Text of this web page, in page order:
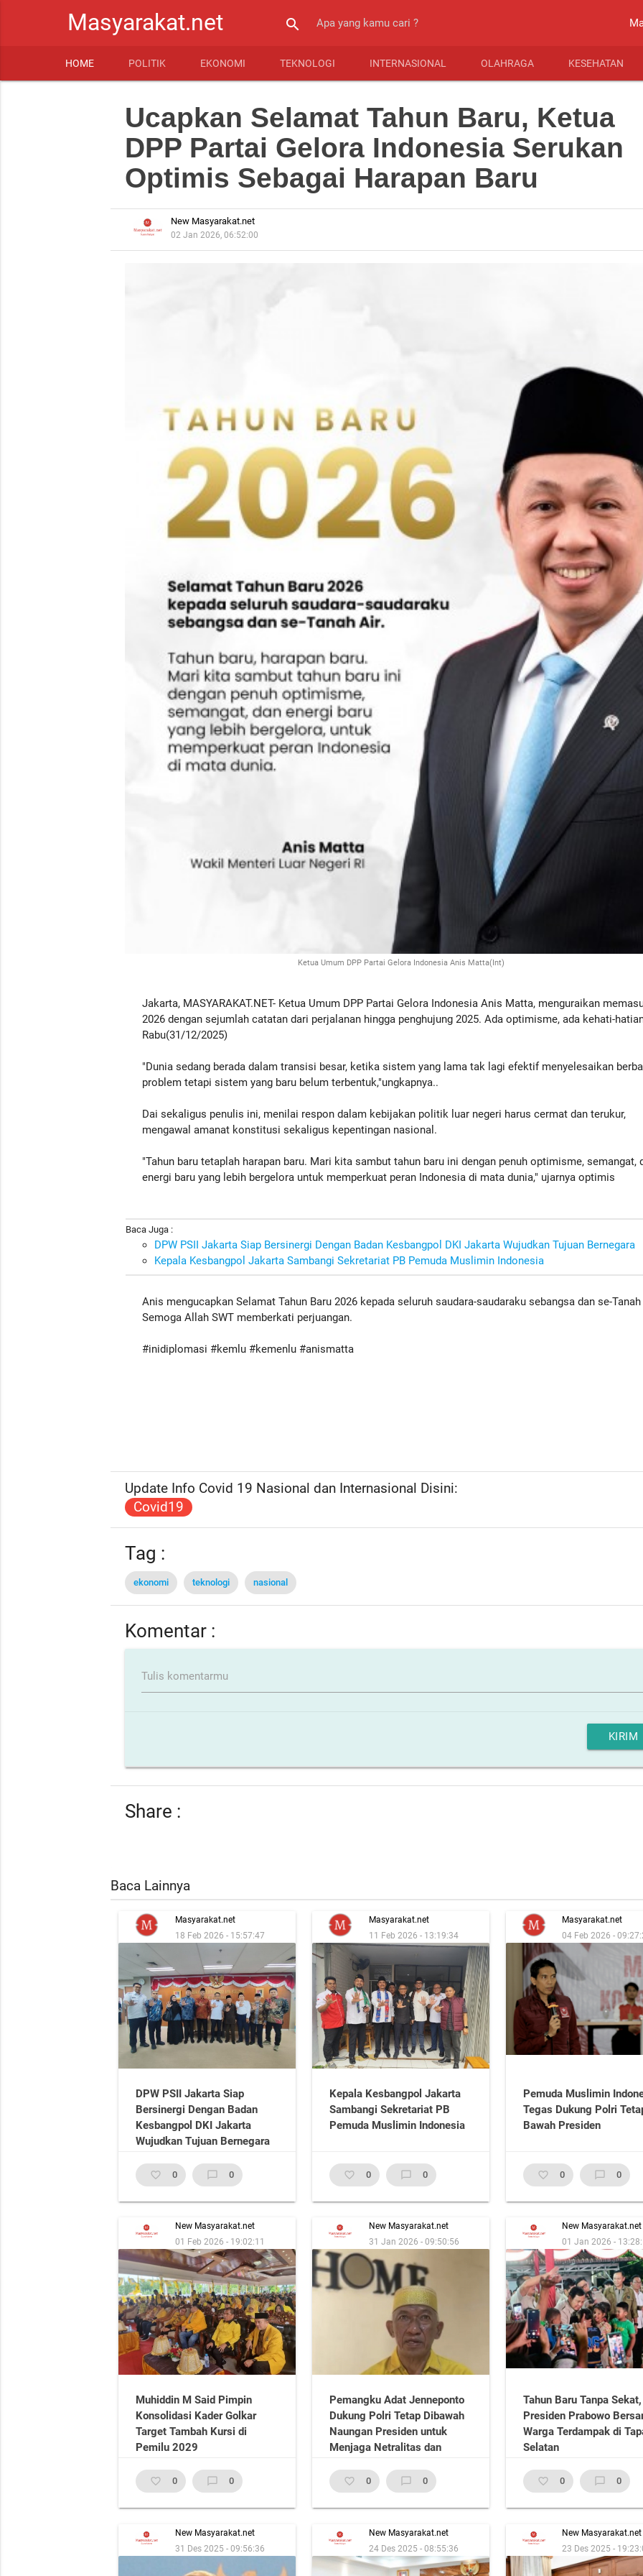
Masyarakat.net search
HOME POLITIK EKONOMI TEKNOLOGI INTERNASIONAL OLAHRAGA KESEHATAN
Ucapkan Selamat Tahun Baru, Ketua
DPP Partai Gelora Indonesia Serukan
Optimis Sebagai Harapan Baru
New Masyarakat.net
02 Jan 2026, 06:52:00
Ketua Umum DPP Partai Gelora Indonesia Anis Matta(Int)
Jakarta, MASYARAKAT.NET- Ketua Umum DPP Partai Gelora Indonesia Anis Matta, menguraikan
2026 dengan sejumlah catatan dari perjalanan hingga penghujung 2025. Ada optimisme, ada kehati-
Rabu(31/12/2025)
"Dunia sedang berada dalam transisi besar, ketika sistem yang lama tak lagi efektif menyelesaikan
problem tetapi sistem yang baru belum terbentuk,"ungkapnya..
Dai sekaligus penulis ini, menilai respon dalam kebijakan politik luar negeri harus cermat dan terukur,
mengawal amanat konstitusi sekaligus kepentingan nasional.
"Tahun baru tetaplah harapan baru. Mari kita sambut tahun baru ini dengan penuh optimisme, semangat,
energi baru yang lebih bergelora untuk memperkuat peran Indonesia di mata dunia," ujarnya optimis
Baca Juga :
DPW PSII Jakarta Siap Bersinergi Dengan Badan Kesbangpol DKI Jakarta Wujudkan Tujuan Bernegara
Kepala Kesbangpol Jakarta Sambangi Sekretariat PB Pemuda Muslimin Indonesia
Anis mengucapkan Selamat Tahun Baru 2026 kepada seluruh saudara-saudaraku sebangsa dan se-
Semoga Allah SWT memberkati perjuangan.
#inidiplomasi #kemlu #kemenlu #anismatta
Update Info Covid 19 Nasional dan Internasional Disini:
Covid19
Tag :
ekonomi teknologi nasional
Komentar :
Tulis komentarmu
KIRIM
Share :
Baca Lainnya
Masyarakat.net
18 Feb 2026 - 15:57:47
DPW PSII Jakarta Siap
Bersinergi Dengan Badan
Kesbangpol DKI Jakarta
Wujudkan Tujuan Bernegara
favorite_border 0 chat_bubble_outline 0
Masyarakat.net
11 Feb 2026 - 13:19:34
Kepala Kesbangpol Jakarta
Sambangi Sekretariat PB
Pemuda Muslimin Indonesia
favorite_border 0 chat_bubble_outline 0
Masyarakat.net
04 Feb 2026 -
Pemuda Muslimin
Tegas Dukung Polri
Bawah Presiden
favorite_border 0 chat_bubble_outline 0
New Masyarakat.net
01 Feb 2026 - 19:02:11
Muhiddin M Said Pimpin
Konsolidasi Kader Golkar
Target Tambah Kursi di
Pemilu 2029
favorite_border 0 chat_bubble_outline 0
New Masyarakat.net
31 Jan 2026 - 09:50:56
Pemangku Adat Jenneponto
Dukung Polri Tetap Dibawah
Naungan Presiden untuk
Menjaga Netralitas dan
favorite_border 0 chat_bubble_outline 0
New Masyarakat.net
01 Jan 2026 -
Tahun Baru Tanpa Sekat,
Presiden Prabowo
Warga Terdampak di
Selatan
favorite_border 0 chat_bubble_outline 0
New Masyarakat.net
31 Des 2025 - 09:56:36
New Masyarakat.net
24 Des 2025 - 08:55:36
New Masyarakat.net
23 Des 2025 -